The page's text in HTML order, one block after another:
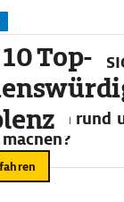
im
man rund
Top-